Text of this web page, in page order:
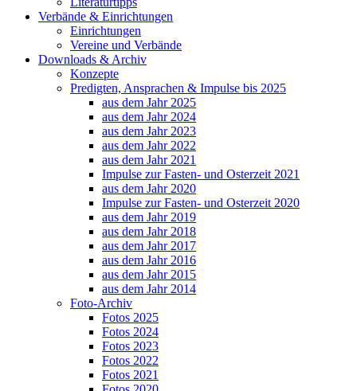
Verbände & Einrichtungen
Einrichtungen
Vereine und Verbände
Downloads & Archiv
Konzepte
Predigten, Ansprachen & Impulse bis 2025
aus dem Jahr 2025
aus dem Jahr 2024
aus dem Jahr 2023
aus dem Jahr 2022
aus dem Jahr 2021
Impulse zur Fasten- und Osterzeit 2021
aus dem Jahr 2020
Impulse zur Fasten- und Osterzeit 2020
aus dem Jahr 2019
aus dem Jahr 2018
aus dem Jahr 2017
aus dem Jahr 2016
aus dem Jahr 2015
aus dem Jahr 2014
Foto-Archiv
Fotos 2025
Fotos 2024
Fotos 2023
Fotos 2022
Fotos 2021